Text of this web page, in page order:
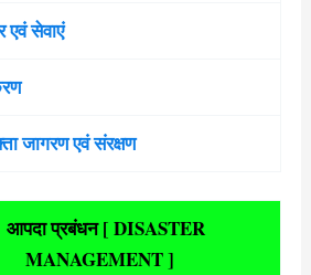
एवं सेवाएं
जागरण एवं संरक्षण
आपदा प्रबंधन [ DISASTER
MANAGEMENT ]